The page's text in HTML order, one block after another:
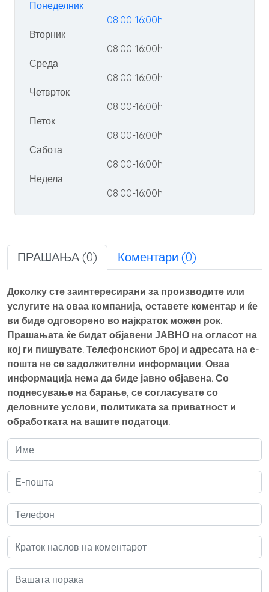
Понеделник
08:00-16:00h
Вторник
08:00-16:00h
Среда
08:00-16:00h
Четврток
08:00-16:00h
Петок
08:00-16:00h
Сабота
08:00-16:00h
Недела
08:00-16:00h
ПРАШАЊА (0) Коментари (0)
Доколку сте заинтересирани за производите или
услугите на оваа компанија, оставете коментар и ќе
ви биде одговорено во најкраток можен рок.
Прашањата ќе бидат објавени ЈАВНО на огласот на
кој ги пишувате. Телефонскиот број и адресата на е-
пошта не се задолжителни информации. Оваа
информација нема да биде јавно објавена. Со
поднесување на барање, се согласувате со
деловните услови, политиката за приватност и
обработката на вашите податоци.